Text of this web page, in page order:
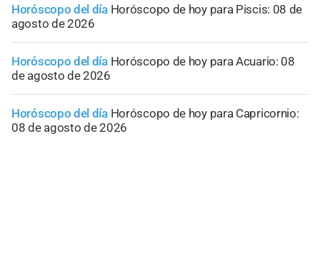
Horóscopo del día Horóscopo de hoy para Piscis: 08 de
agosto de 2026
Horóscopo del día Horóscopo de hoy para Acuario: 08
de agosto de 2026
Horóscopo del día Horóscopo de hoy para Capricornio:
08 de agosto de 2026